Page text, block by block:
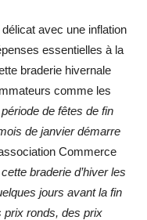
avec une inflation
essentielles à la
braderie hivernale
comme les
de fêtes de fin
de janvier démarre
Commerce
braderie d’hiver les
jours avant la fin
prix ronds, des prix